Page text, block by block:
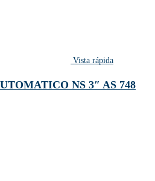
Vista rápida
NS 3″ AS 748